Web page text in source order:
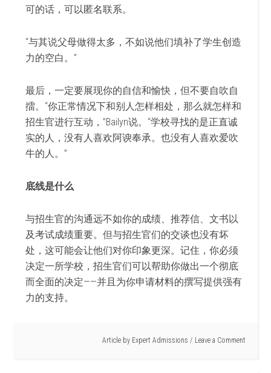
可的话，可以匿名联系。
“与其说父母做得太多，不如说他们填补了学生创造
力的空白。”
最后，一定要展现你的自信和愉快，但不要自吹自
擂。“你正常情况下和别人怎样相处，那么就怎样和
招生官进行互动，”Bailyn说。“学校寻找的是正直诚
实的人，没有人喜欢阿谀奉承。也没有人喜欢爱吹
牛的人。”
底线是什么
与招生官的沟通远不如你的成绩、推荐信、文书以
及考试成绩重要。但与招生官们的交谈也没有坏
处，这可能会让他们对你印象更深。记住，你必须
决定一所学校，招生官们可以帮助你做出一个彻底
而全面的决定——并且为你申请材料的撰写提供强有
力的支持。
Article by Expert Admissions Leave a Comment